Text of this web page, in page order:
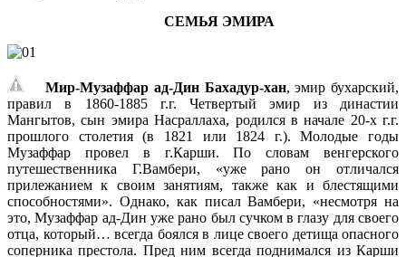
СЕМЬЯ ЭМИРА
Мир-Музаффар ад-Дин Бахадур-хан, эмир бухарский,
правил в 1860-1885 г.г. Четвертый эмир из династии
Мангытов, сын эмира Насраллаха, родился в начале 20-х г.г.
прошлого столетия (в 1821 или 1824 г.). Молодые годы
Музаффар провел в г.Карши. По словам венгерского
путешественника Г.Вамбери, «уже рано он отличался
прилежанием к своим занятиям, также как и блестящими
способностями». Однако, как писал Вамбери, «несмотря на
это, Музаффар ад-Дин уже рано был сучком в глазу для своего
отца, который… всегда боялся в лице своего детища опасного
соперника престола. Пред ним всегда поднимался из Карши